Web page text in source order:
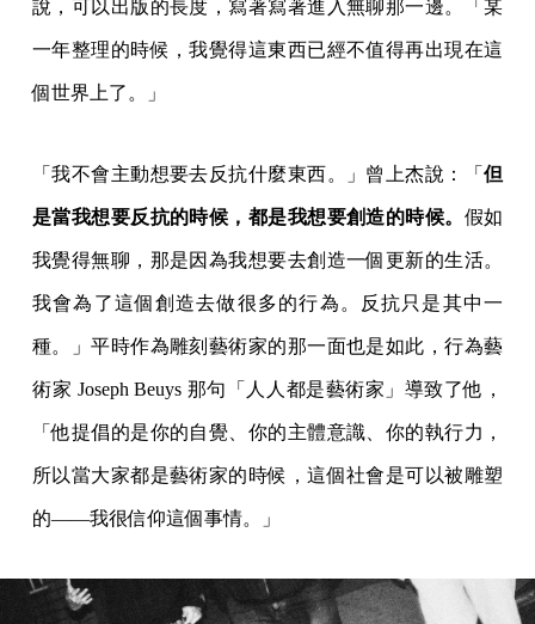
說，可以出版的長度，寫著寫著進入無聊那一邊。「某
一年整理的時候，我覺得這東西已經不值得再出現在這
個世界上了。」
「我不會主動想要去反抗什麼東西。」曾上杰說：「 但
是當我想要反抗的時候，都是我想要創造的時候。 假如
我覺得無聊，那是因為我想要去創造一個更新的生活。
我會為了這個創造去做很多的行為。反抗只是其中一
種。」平時作為雕刻藝術家的那一面也是如此，行為藝
術家 Joseph Beuys 那句「人人都是藝術家」導致了他，
「他提倡的是你的自覺、你的主體意識、你的執行力，
所以當大家都是藝術家的時候，這個社會是可以被雕塑
的——我很信仰這個事情。」